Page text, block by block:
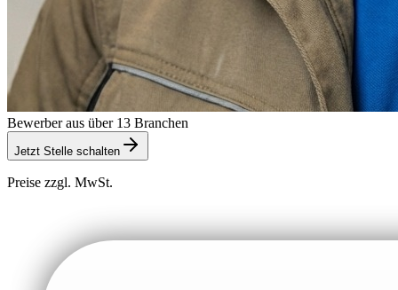
Bewerber aus über 13 Branchen
Jetzt Stelle schalten
Preise zzgl. MwSt.